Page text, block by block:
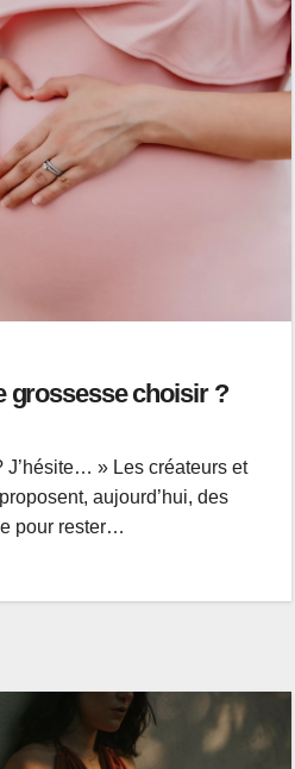
grossesse choisir ?
J’hésite… » Les créateurs et
aujourd’hui, des
pour rester…